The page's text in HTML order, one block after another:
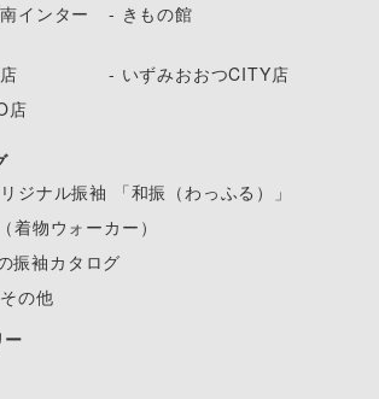
インター
- きもの館
- いずみおおつCITY店
店
ジナル振袖 「和振（わっふる）」
物ウォーカー）
振袖カタログ
の他